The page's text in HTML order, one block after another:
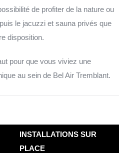
de profiter de la nature ou
le jacuzzi et sauna privés que
disposition.
pour que vous viviez une
au sein de Bel Air Tremblant.
INSTALLATIONS SUR
PLACE